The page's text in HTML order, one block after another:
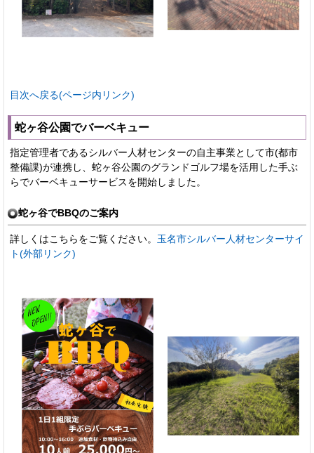
目次へ戻る(ページ内リンク)
蛇ヶ谷公園でバーベキュー
指定管理者であるシルバー人材センターの自主事業として市(都市
整備課)が連携し、蛇ヶ谷公園のグランドゴルフ場を活用した手ぶ
らでバーベキューサービスを開始しました。
蛇ヶ谷でBBQのご案内
詳しくはこちらをご覧ください。 玉名市シルバー人材センターサイ
ト(外部リンク)